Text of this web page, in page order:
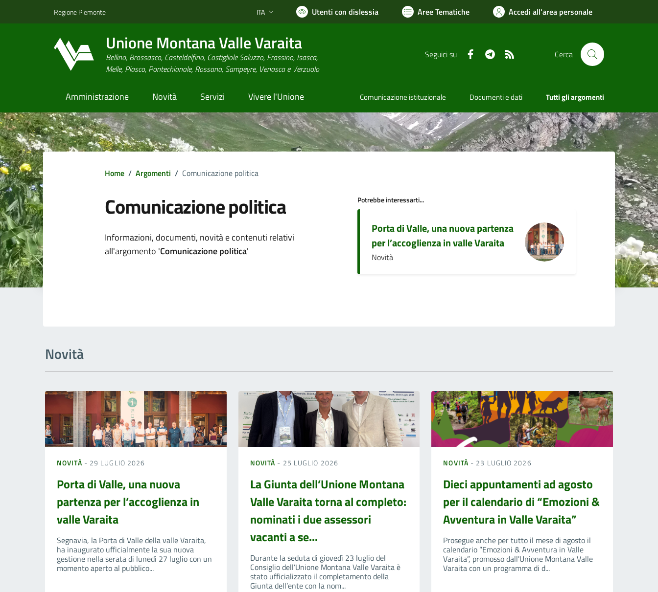
Regione Piemonte Lingua attiva:
ITA Utenti con dislessia Aree Tematiche Accedi all'area personale
Unione Montana Valle Varaita
Bellino, Brossasco, Casteldelfino, Costigliole Saluzzo, Frassino, Isasca,
Melle, Piasco, Pontechianale, Rossana, Sampeyre, Venasca e Verzuolo
Seguici su FacebookTelegram Cerca
Amministrazione Novità Servizi Vivere l'Unione Comunicazione istituzionale Documenti e dati Tutti gli argomenti
Home / Argomenti / Comunicazione politica
Comunicazione politica
Dettagli argomento
Informazioni, documenti, novità e contenuti relativi
all'argomento 'Comunicazione politica'
Potrebbe interessarti...
Porta di Valle, una nuova partenza
per l’accoglienza in valle Varaita
Novità
Novità
NOVITÀ - 29 LUGLIO 2026
Porta di Valle, una nuova
partenza per l’accoglienza in
valle Varaita
Segnavia, la Porta di Valle della valle Varaita,
ha inaugurato ufficialmente la sua nuova
gestione nella serata di lunedì 27 luglio con un
momento aperto al pubblico...
NOVITÀ - 25 LUGLIO 2026
La Giunta dell’Unione Montana
Valle Varaita torna al completo:
nominati i due assessori
vacanti a se...
Durante la seduta di giovedì 23 luglio del
Consiglio dell’Unione Montana Valle Varaita è
stato ufficializzato il completamento della
Giunta dell’ente con la nom...
NOVITÀ - 23 LUGLIO 2026
Dieci appuntamenti ad agosto
per il calendario di “Emozioni &
Avventura in Valle Varaita”
Prosegue anche per tutto il mese di agosto il
calendario “Emozioni & Avventura in Valle
Varaita”, promosso dall'Unione Montana Valle
Varaita con un programma di d...